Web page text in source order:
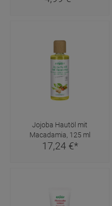
Jojoba Hautöl mit
Macadamia, 125 ml
17,24 €*